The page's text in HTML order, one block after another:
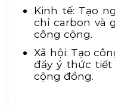
Kinh tế: Tạo
chỉ carbon và
công cộng.
Xã hội: Tạo
đẩy ý thức
cộng đồng.